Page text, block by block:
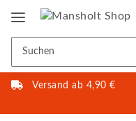
Versand ab 4,90 €